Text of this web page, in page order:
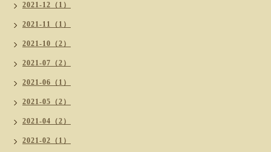
2021-12（1）
2021-11（1）
2021-10（2）
2021-07（2）
2021-06（1）
2021-05（2）
2021-04（2）
2021-02（1）